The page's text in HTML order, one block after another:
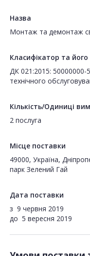
Назва
Монтаж та демонтаж
Класифікатор та
ДК 021:2015: 50000000-
технічного
Кількість/Одиниці
2 послуга
Місце поставки
49000, Україна,
парк Зелений Гай
Дата поставки
з 9 червня 2019
до 5 вересня 2019